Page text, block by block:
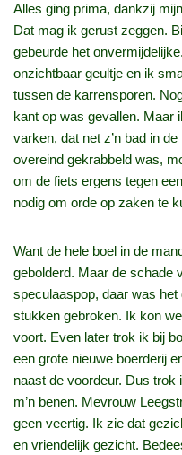
Alles ging prima, dankzij
Dat mag ik gerust zeggen.
gebeurde het
onzichtbaar geultje en ik
tussen de karrensporen.
kant op was gevallen. Maar
varken, dat net z’n bad in
overeind gekrabbeld was,
om de fiets ergens tegen
nodig om orde op zaken te
Want de hele boel in de
gebolderd. Maar de schade
speculaaspop, daar was
stukken gebroken. Ik kon
voort. Even later trok ik bij
een grote nieuwe boerderij
naast de voordeur. Dus trok
m’n benen. Mevrouw
geen veertig. Ik zie dat
en vriendelijk gezicht.